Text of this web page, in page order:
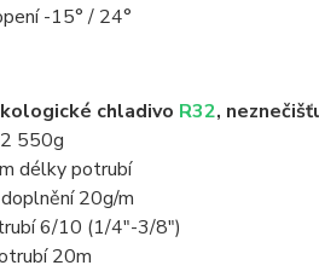
-15° / 24°
chladivo R32,
550g
délky potrubí
20g/m
6/10 (1/4"-3/8")
20m